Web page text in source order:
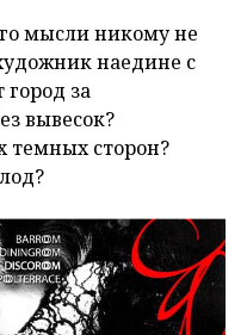
мысли никому не
наедине с
за
вывесок?
темных сторон?